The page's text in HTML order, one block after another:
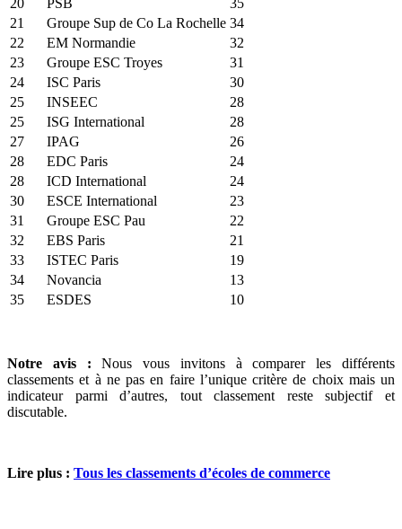
21
Groupe Sup de Co La Rochelle 34
22
EM Normandie
32
23
Groupe ESC Troyes
31
24
ISC Paris
30
25
INSEEC
28
25
ISG International
28
27
IPAG
26
28
EDC Paris
24
28
ICD International
24
30
ESCE International
23
31
Groupe ESC Pau
22
32
EBS Paris
21
33
ISTEC Paris
19
34
Novancia
13
35
ESDES 10
Notre avis : Nous vous invitons à comparer les différents
classements et à ne pas en faire l’unique critère de choix mais un
indicateur parmi d’autres, tout classement reste subjectif et
discutable.
Lire plus : Tous les classements d’écoles de commerce